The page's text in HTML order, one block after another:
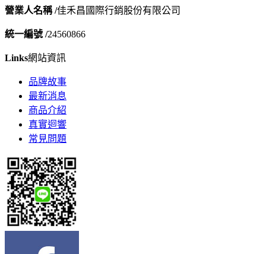
營業人名稱 /佳禾昌國際行銷股份有限公司
統一編號 /24560866
Links網站資訊
品牌故事
最新消息
商品介紹
真實迴響
常見問題